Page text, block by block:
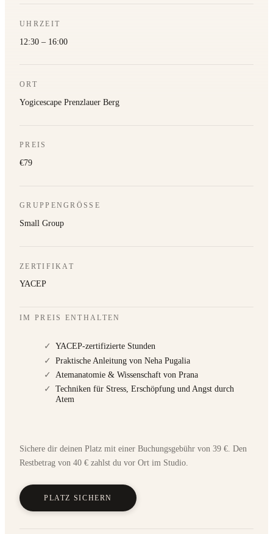
UHRZEIT
12:30 – 16:00
ORT
Yogicescape Prenzlauer Berg
PREIS
€79
GRUPPENGRÖSSE
Small Group
ZERTIFIKAT
YACEP
IM PREIS ENTHALTEN
✓
YACEP-zertifizierte Stunden
✓
Praktische Anleitung von Neha Pugalia
✓
Atemanatomie & Wissenschaft von Prana
✓
Techniken für Stress, Erschöpfung und Angst durch
Atem
Sichere dir deinen Platz mit einer Buchungsgebühr von 39 €. Den
Restbetrag von 40 € zahlst du vor Ort im Studio.
PLATZ SICHERN